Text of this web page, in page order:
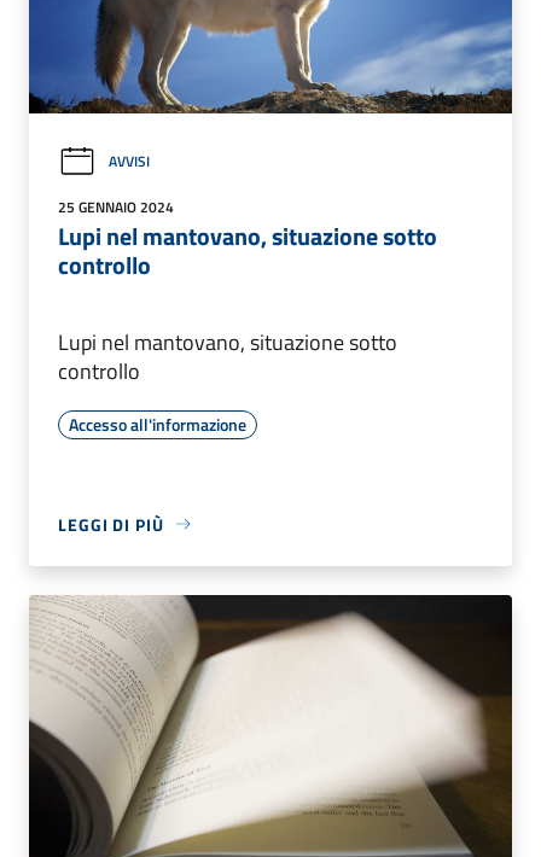
AVVISI
25 GENNAIO 2024
Lupi nel mantovano, situazione sotto
controllo
Lupi nel mantovano, situazione sotto
controllo
Accesso all'informazione
LEGGI DI PIÙ